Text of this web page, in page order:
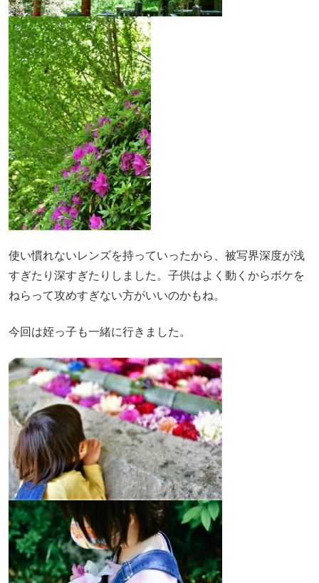
使い慣れないレンズを持っていったから、被写界深度が浅
すぎたり深すぎたりしました。子供はよく動くからボケを
ねらって攻めすぎない方がいいのかもね。
今回は姪っ子も一緒に行きました。